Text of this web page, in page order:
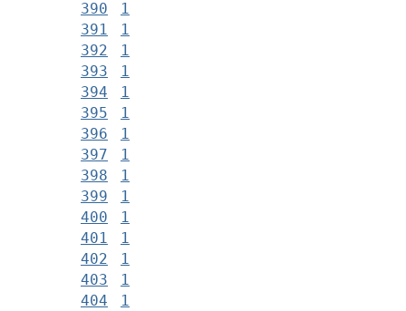
390
1
391
1
392
1
393
1
394
1
395
1
396
1
397
1
398
1
399
1
400
1
401
1
402
1
403
1
404
1